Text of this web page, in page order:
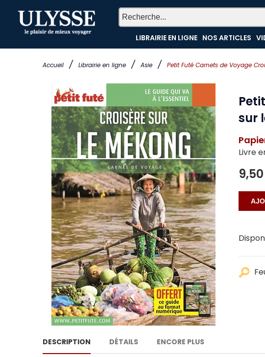
Accueil / Librairie en ligne / Asie / Petit Futé Carnets de Voyage
LIBRAIRIE EN LIGNE NOS ARTICLES
sur
Livre
DESCRIPTION DÉTAILS ENCORE PLUS